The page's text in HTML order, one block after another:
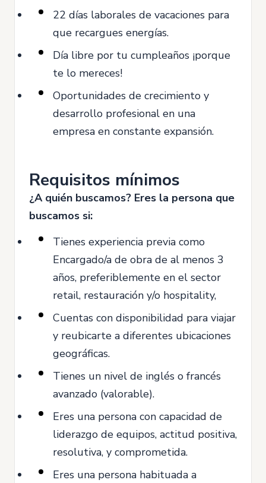
22 días laborales de vacaciones para
que recargues energías.
Día libre por tu cumpleaños ¡porque
te lo mereces!
Oportunidades de crecimiento y
desarrollo profesional en una
empresa en constante expansión.
Requisitos mínimos
¿A quién buscamos? Eres la persona que
buscamos si:
Tienes experiencia previa como
Encargado/a de obra de al menos 3
años, preferiblemente en el sector
retail, restauración y/o hospitality,
Cuentas con disponibilidad para viajar
y reubicarte a diferentes ubicaciones
geográficas.
Tienes un nivel de inglés o francés
avanzado (valorable).
Eres una persona con capacidad de
liderazgo de equipos, actitud positiva,
resolutiva, y comprometida.
Eres una persona habituada a